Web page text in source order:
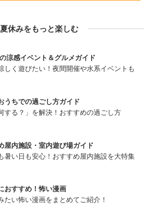
夏休みをもっと楽しむ
涼感イベント＆グルメガイド
しく遊びたい！夜間開催や水系イベントも
うちでの過ごし方ガイド
する？」を解決！おすすめの過ごし方
屋内施設・室内遊び場ガイド
暑い日も安心！おすすめ屋内施設を大特集
おすすめ！怖い漫画
たい怖い漫画をまとめてご紹介！